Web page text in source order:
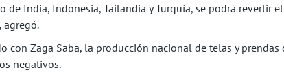
de India, Indonesia, Tailandia y Turquía, se podrá revertir
agregó.
con Zaga Saba, la producción nacional de telas y
negativos.